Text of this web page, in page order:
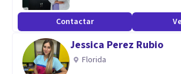
basa en lo que funcione para cada uno.
Contactar
Jessica Perez Rubio
Florida